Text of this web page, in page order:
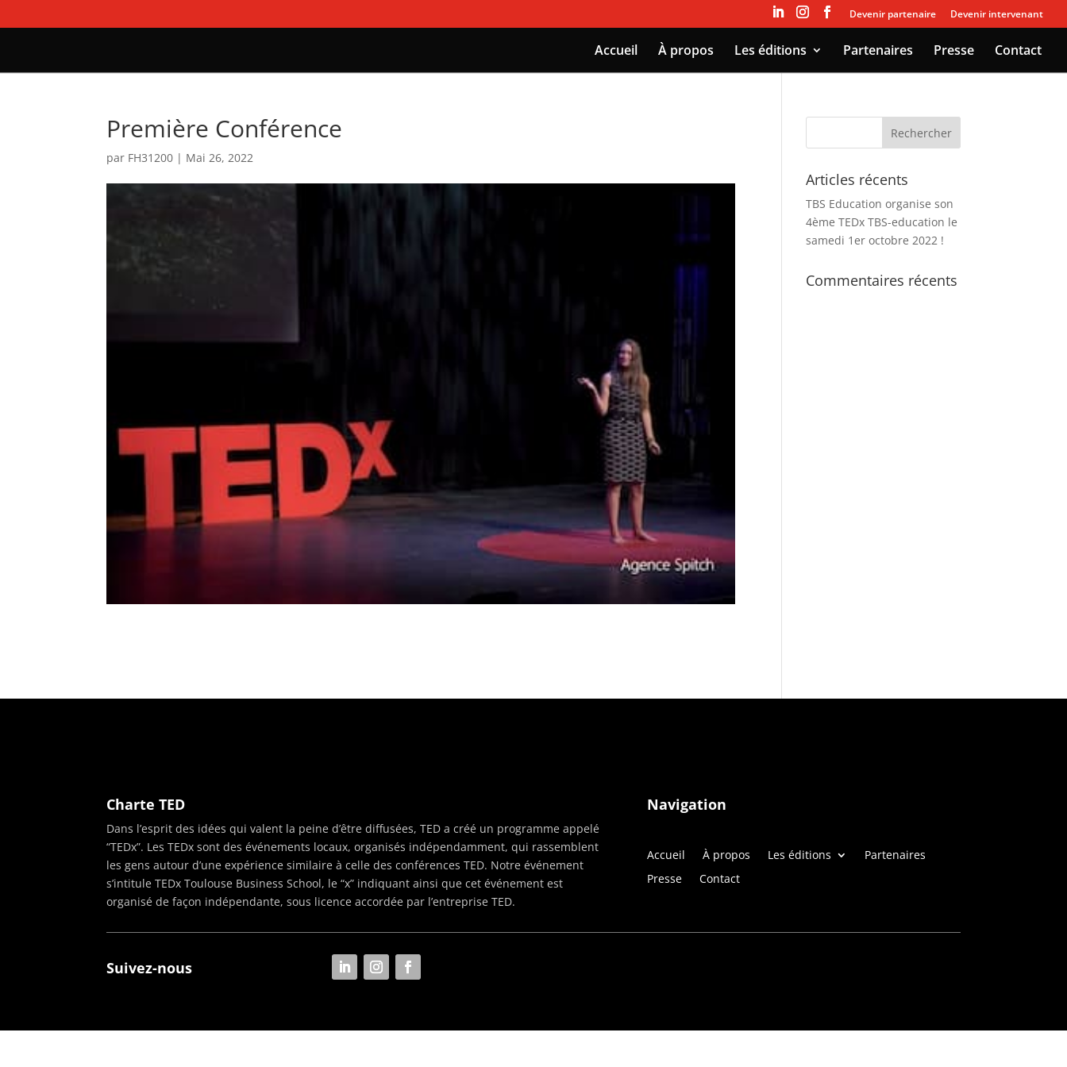
Devenir partenaire Devenir intervenant
Accueil À propos Les éditions Partenaires Presse Contact
Première Conférence
par FH31200 | Mai 26, 2022
Articles récents
TBS Education organise son
4ème TEDx TBS-education le
samedi 1er octobre 2022 !
Commentaires récents
Charte TED
Dans l’esprit des idées qui valent la peine d’être diffusées, TED a créé un programme appelé
“TEDx”. Les TEDx sont des événements locaux, organisés indépendamment, qui rassemblent
les gens autour d’une expérience similaire à celle des conférences TED. Notre événement
s’intitule TEDx Toulouse Business School, le “x” indiquant ainsi que cet événement est
organisé de façon indépendante, sous licence accordée par l’entreprise TED.
Navigation
Accueil À propos Les éditions
Partenaires
Presse
Contact
Suivez-nous